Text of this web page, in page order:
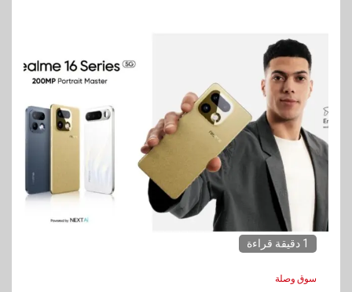
1 دقيقة قراءة
سوق وصلة